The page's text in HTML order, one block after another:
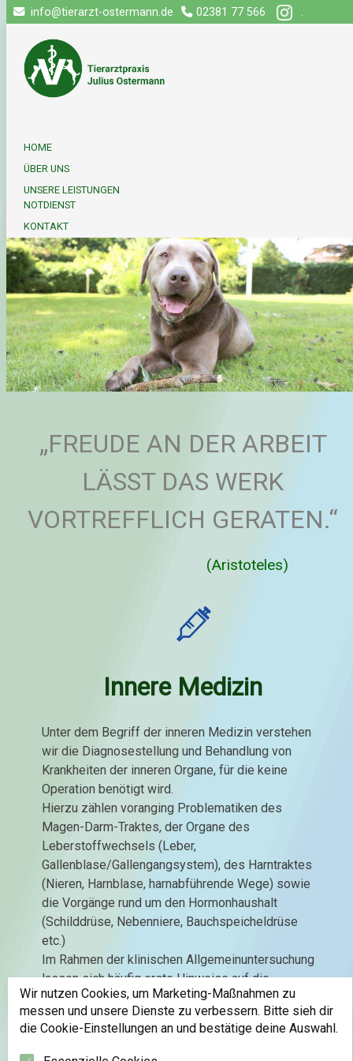
info@tierarzt-ostermann.de 02381 77 566 .
HOME
ÜBER UNS
UNSERE LEISTUNGEN
NOTDIENST
KONTAKT
„FREUDE AN DER ARBEIT
LÄSST DAS WERK
VORTREFFLICH GERATEN.“
(Aristoteles)
Innere Medizin
Unter dem Begriff der inneren Medizin verstehen
wir die Diagnosestellung und Behandlung von
Krankheiten der inneren Organe, für die keine
Operation benötigt wird.
Hierzu zählen voranging Problematiken des
Magen-Darm-Traktes, der Organe des
Leberstoffwechsels (Leber,
Gallenblase/Gallengangsystem), des Harntraktes
(Nieren, Harnblase, harnabführende Wege) sowie
die Vorgänge rund um den Hormonhaushalt
(Schilddrüse, Nebenniere, Bauchspeicheldrüse
etc.)
Im Rahmen der klinischen Allgemeinuntersuchung
lassen sich häufig erste Hinweise auf die
vorliegenden Beschwerden und Probleme finden,
die es jedoch durch weiterführende Diagnostik
aufzuarbeiten und zu analysieren gilt, um einen
speziell zugeschnittenen Therapieplan zu
Wir nutzen Cookies, um Marketing-Maßnahmen zu
messen und unsere Dienste zu verbessern. Bitte sieh dir
die Cookie-Einstellungen an und bestätige deine Auswahl.